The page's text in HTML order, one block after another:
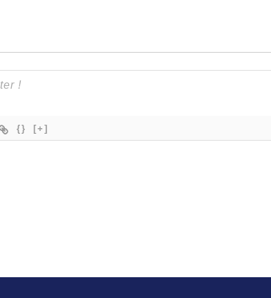
{} [+]